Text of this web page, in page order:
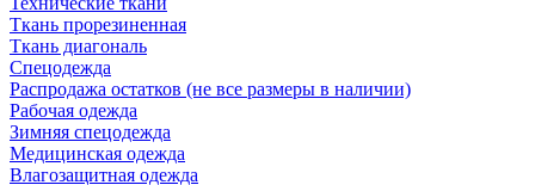
Ткань прорезиненная
Ткань диагональ
Спецодежда
Распродажа остатков (не все размеры в наличии)
Рабочая одежда
Зимняя спецодежда
Медицинская одежда
Влагозащитная одежда